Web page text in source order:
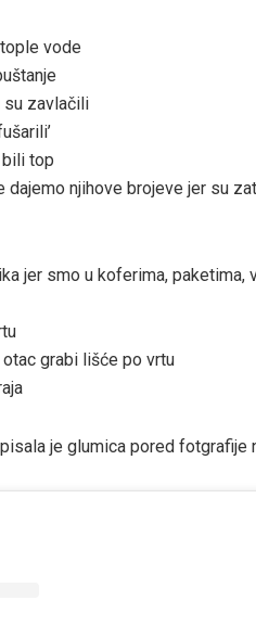
vode
su zavlačili
top
dajemo njihove brojeve jer su
jer smo u koferima, paketima,
otac grabi lišće po vrtu
je glumica pored fotgrafije